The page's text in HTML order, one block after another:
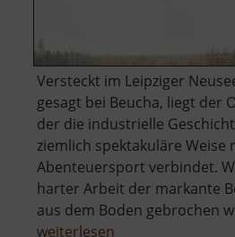
Versteckt im Leipziger
gesagt bei Beucha, liegt der
der die industrielle
ziemlich spektakuläre
Abenteuersport verbindet.
harter Arbeit der markante
aus dem Boden gebrochen
weiterlesen